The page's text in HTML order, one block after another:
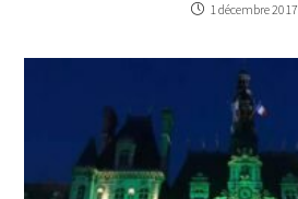
1 décembre 2017